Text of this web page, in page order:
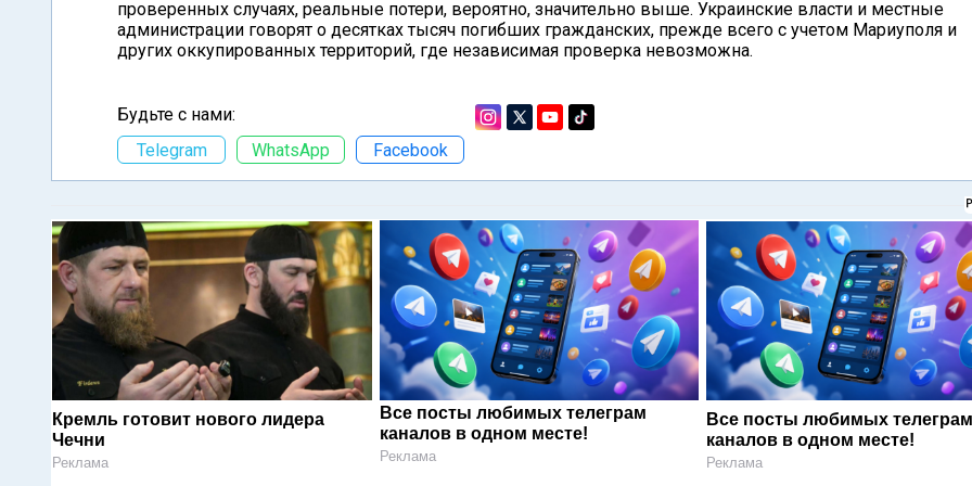
проверенных случаях, реальные потери, вероятно, значительно выше. Украинские власти и местные
администрации говорят о десятках тысяч погибших гражданских, прежде всего с учетом Мариуполя и
других оккупированных территорий, где независимая проверка невозможна.
Будьте с нами:
Telegram
WhatsApp Facebook
Кремль готовит нового лидера
Чечни
Реклама
Все посты любимых телеграм
каналов в одном месте!
Реклама
Все посты любимых
каналов в одном месте!
Реклама